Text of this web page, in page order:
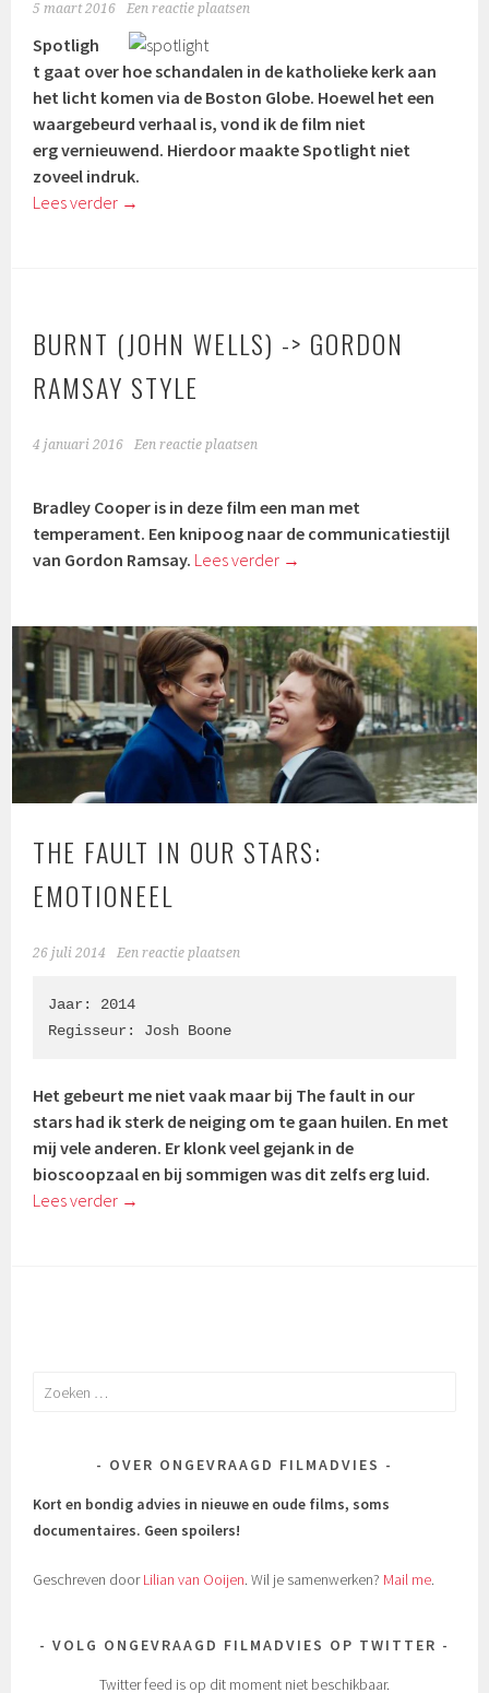
5 maart 2016 Een reactie plaatsen
Spotligh
t gaat over hoe schandalen in de katholieke kerk aan
het licht komen via de Boston Globe. Hoewel het een
waargebeurd verhaal is, vond ik de film niet
erg vernieuwend. Hierdoor maakte Spotlight niet
zoveel indruk.
Lees verder →
BURNT (JOHN WELLS) -> GORDON
RAMSAY STYLE
4 januari 2016 Een reactie plaatsen
Bradley Cooper is in deze film een man met
temperament. Een knipoog naar de communicatiestijl
van Gordon Ramsay. Lees verder →
THE FAULT IN OUR STARS:
EMOTIONEEL
26 juli 2014 Een reactie plaatsen
Jaar: 2014
Regisseur: Josh Boone
Het gebeurt me niet vaak maar bij The fault in our
stars had ik sterk de neiging om te gaan huilen. En met
mij vele anderen. Er klonk veel gejank in de
bioscoopzaal en bij sommigen was dit zelfs erg luid.
Lees verder →
Zoeken
OVER ONGEVRAAGD FILMADVIES
Kort en bondig advies in nieuwe en oude films, soms
documentaires. Geen spoilers!
Geschreven doorLilian van Ooijen. Wil je samenwerken? Mail me.
VOLG ONGEVRAAGD FILMADVIES OP TWITTER
Twitter feed is op dit moment niet beschikbaar.